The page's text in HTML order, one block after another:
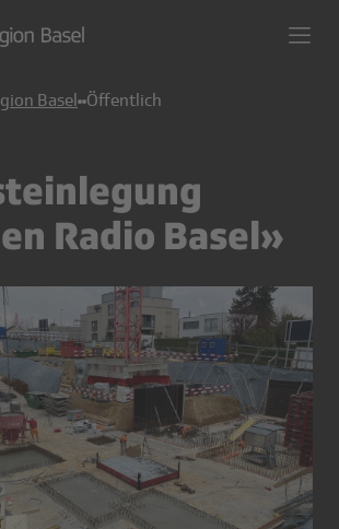
Basel Öffentlich
Radio Basel»